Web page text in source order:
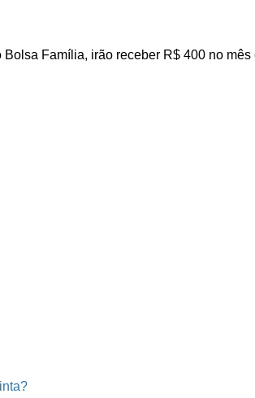
Família, irão receber R$ 400 no mês